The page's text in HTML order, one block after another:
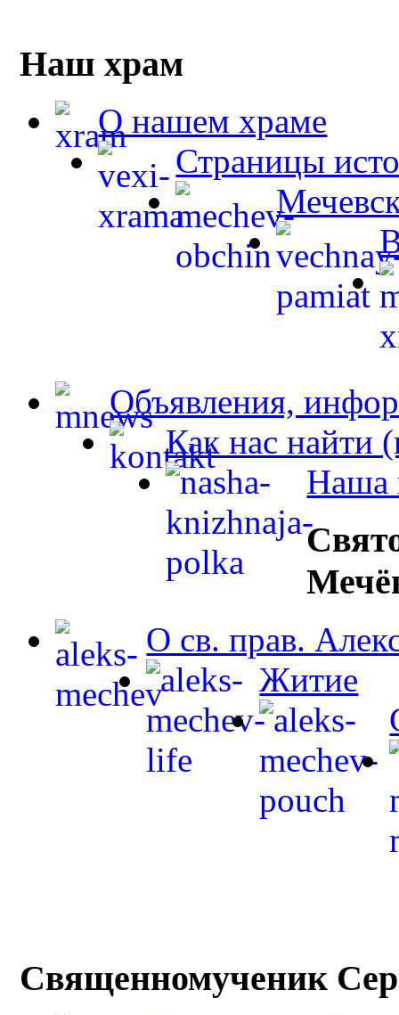
Наш храм
О нашем храме
Страницы
Объявления,
Как нас найти
Наша
О св. прав.
Житие
Священномученик